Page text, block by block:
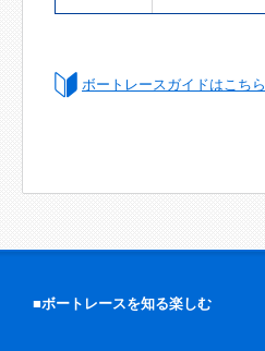
ボートレースガイドはこちら
■ボートレースを知る楽しむ